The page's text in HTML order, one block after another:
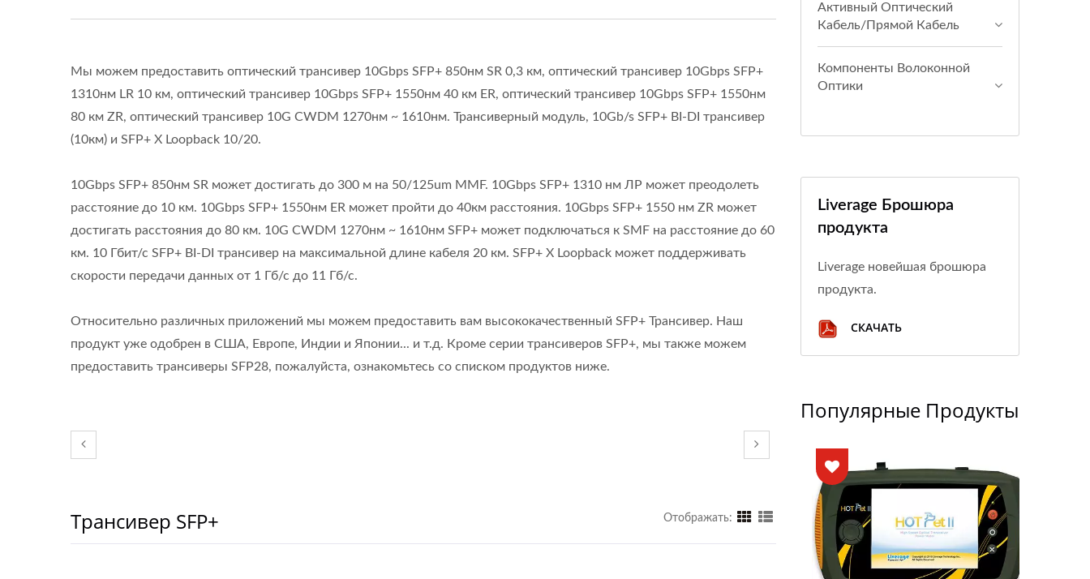
Мы можем предоставить оптический трансивер 10Gbps SFP+ 850нм SR 0,3 км, оптический трансивер 10Gbps SFP+
1310нм LR 10 км, оптический трансивер 10Gbps SFP+ 1550нм 40 км ER, оптический трансивер 10Gbps SFP+ 1550нм
80 км ZR, оптический трансивер 10G CWDM 1270нм ~ 1610нм. Трансиверный модуль, 10Gb/s SFP+ BI-DI трансивер
(10км) и SFP+ X Loopback 10/20.
10Gbps SFP+ 850нм SR может достигать до 300 м на 50/125um MMF. 10Gbps SFP+ 1310 нм ЛР может преодолеть
расстояние до 10 км. 10Gbps SFP+ 1550нм ER может пройти до 40км расстояния. 10Gbps SFP+ 1550 нм ZR может
достигать расстояния до 80 км. 10G CWDM 1270нм ~ 1610нм SFP+ может подключаться к SMF на расстояние до 60
км. 10 Гбит/с SFP+ BI-DI трансивер на максимальной длине кабеля 20 км. SFP+ X Loopback может поддерживать
скорости передачи данных от 1 Гб/с до 11 Гб/с.
Относительно различных приложений мы можем предоставить вам высококачественный SFP+ Трансивер. Наш
продукт уже одобрен в США, Европе, Индии и Японии... и т.д. Кроме серии трансиверов SFP+, мы также можем
предоставить трансиверы SFP28, пожалуйста, ознакомьтесь со списком продуктов ниже.
Трансивер SFP+ Отображать:
Активный Оптический
Кабель/прямой Кабель
Компоненты Волоконной
Оптики
Liverage Брошюра
продукта
Liverage новейшая брошюра
продукта.
СКАЧАТЬ
Популярные Продукты